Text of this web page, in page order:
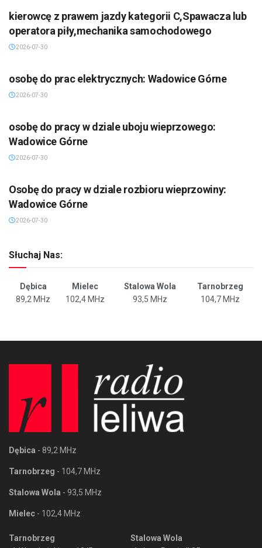
kierowcę z prawem jazdy kategorii C,Spawacza lub
operatora piły,mechanika samochodowego
2026-07-30
osobę do prac elektrycznych: Wadowice Górne
2026-07-30
osobę do pracy w dziale uboju wieprzowego:
Wadowice Górne
2026-07-30
Osobę do pracy w dziale rozbioru wieprzowiny:
Wadowice Górne
2026-07-30
Słuchaj Nas:
Dębica Mielec Stalowa Wola
Tarnobrzeg
89,2 MHz
102,4 MHz 93,5 MHz 104,7 MHz
Dębica - 89,2 MHz
Tarnobrzeg - 104,7 MHz
Stalowa Wola - 93,5 MHz
Mielec - 102,4 MHz
Tarnobrzeg
Stalowa Wola